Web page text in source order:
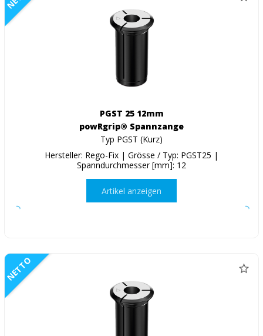
PGST 25 12mm
powRgrip® Spannzange
Typ PGST (Kurz)
Hersteller: Rego-Fix | Grösse / Typ: PGST25 |
Spanndurchmesser [mm]: 12
Artikel anzeigen
NETTO